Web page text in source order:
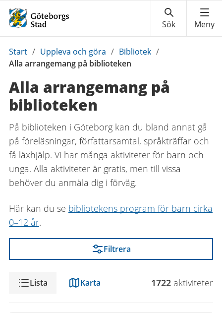
Du
är
Start / Uppleva och göra / Bibliotek /
Alla arrangemang på biblioteken
Alla arrangemang på
biblioteken
På biblioteken i Göteborg kan du bland annat gå
på föreläsningar, författarsamtal, språkträffar och
få läxhjälp. Vi har många aktiviteter för barn och
unga. Alla aktiviteter är gratis, men till vissa
behöver du anmäla dig i förväg.
Här kan du se bibliotekens program för barn cirka
0–12 år.
Filtrera
VisningLista Karta 1722 aktiviteter